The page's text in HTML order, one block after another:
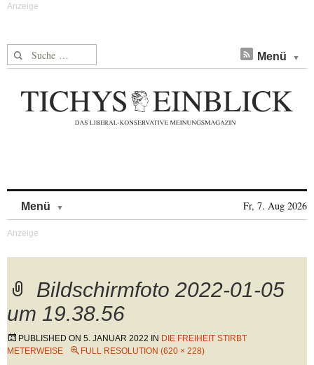
Suche nach: Menü
Menü Fr, 7. Aug 2026
Bildschirmfoto 2022-01-05
um 19.38.56
PUBLISHED ON 5. JANUAR 2022 IN DIE FREIHEIT STIRBT
METERWEISE
FULL RESOLUTION (620 × 228)